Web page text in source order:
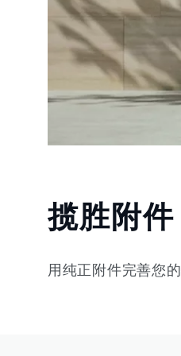
揽胜附件
用纯正附件完善您